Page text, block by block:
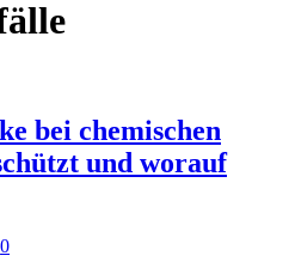
bei chemischen
und worauf
0